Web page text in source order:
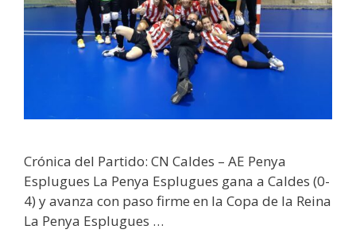
Crónica del Partido: CN Caldes – AE Penya
Esplugues La Penya Esplugues gana a Caldes (0-
4) y avanza con paso firme en la Copa de la Reina
La Penya Esplugues …